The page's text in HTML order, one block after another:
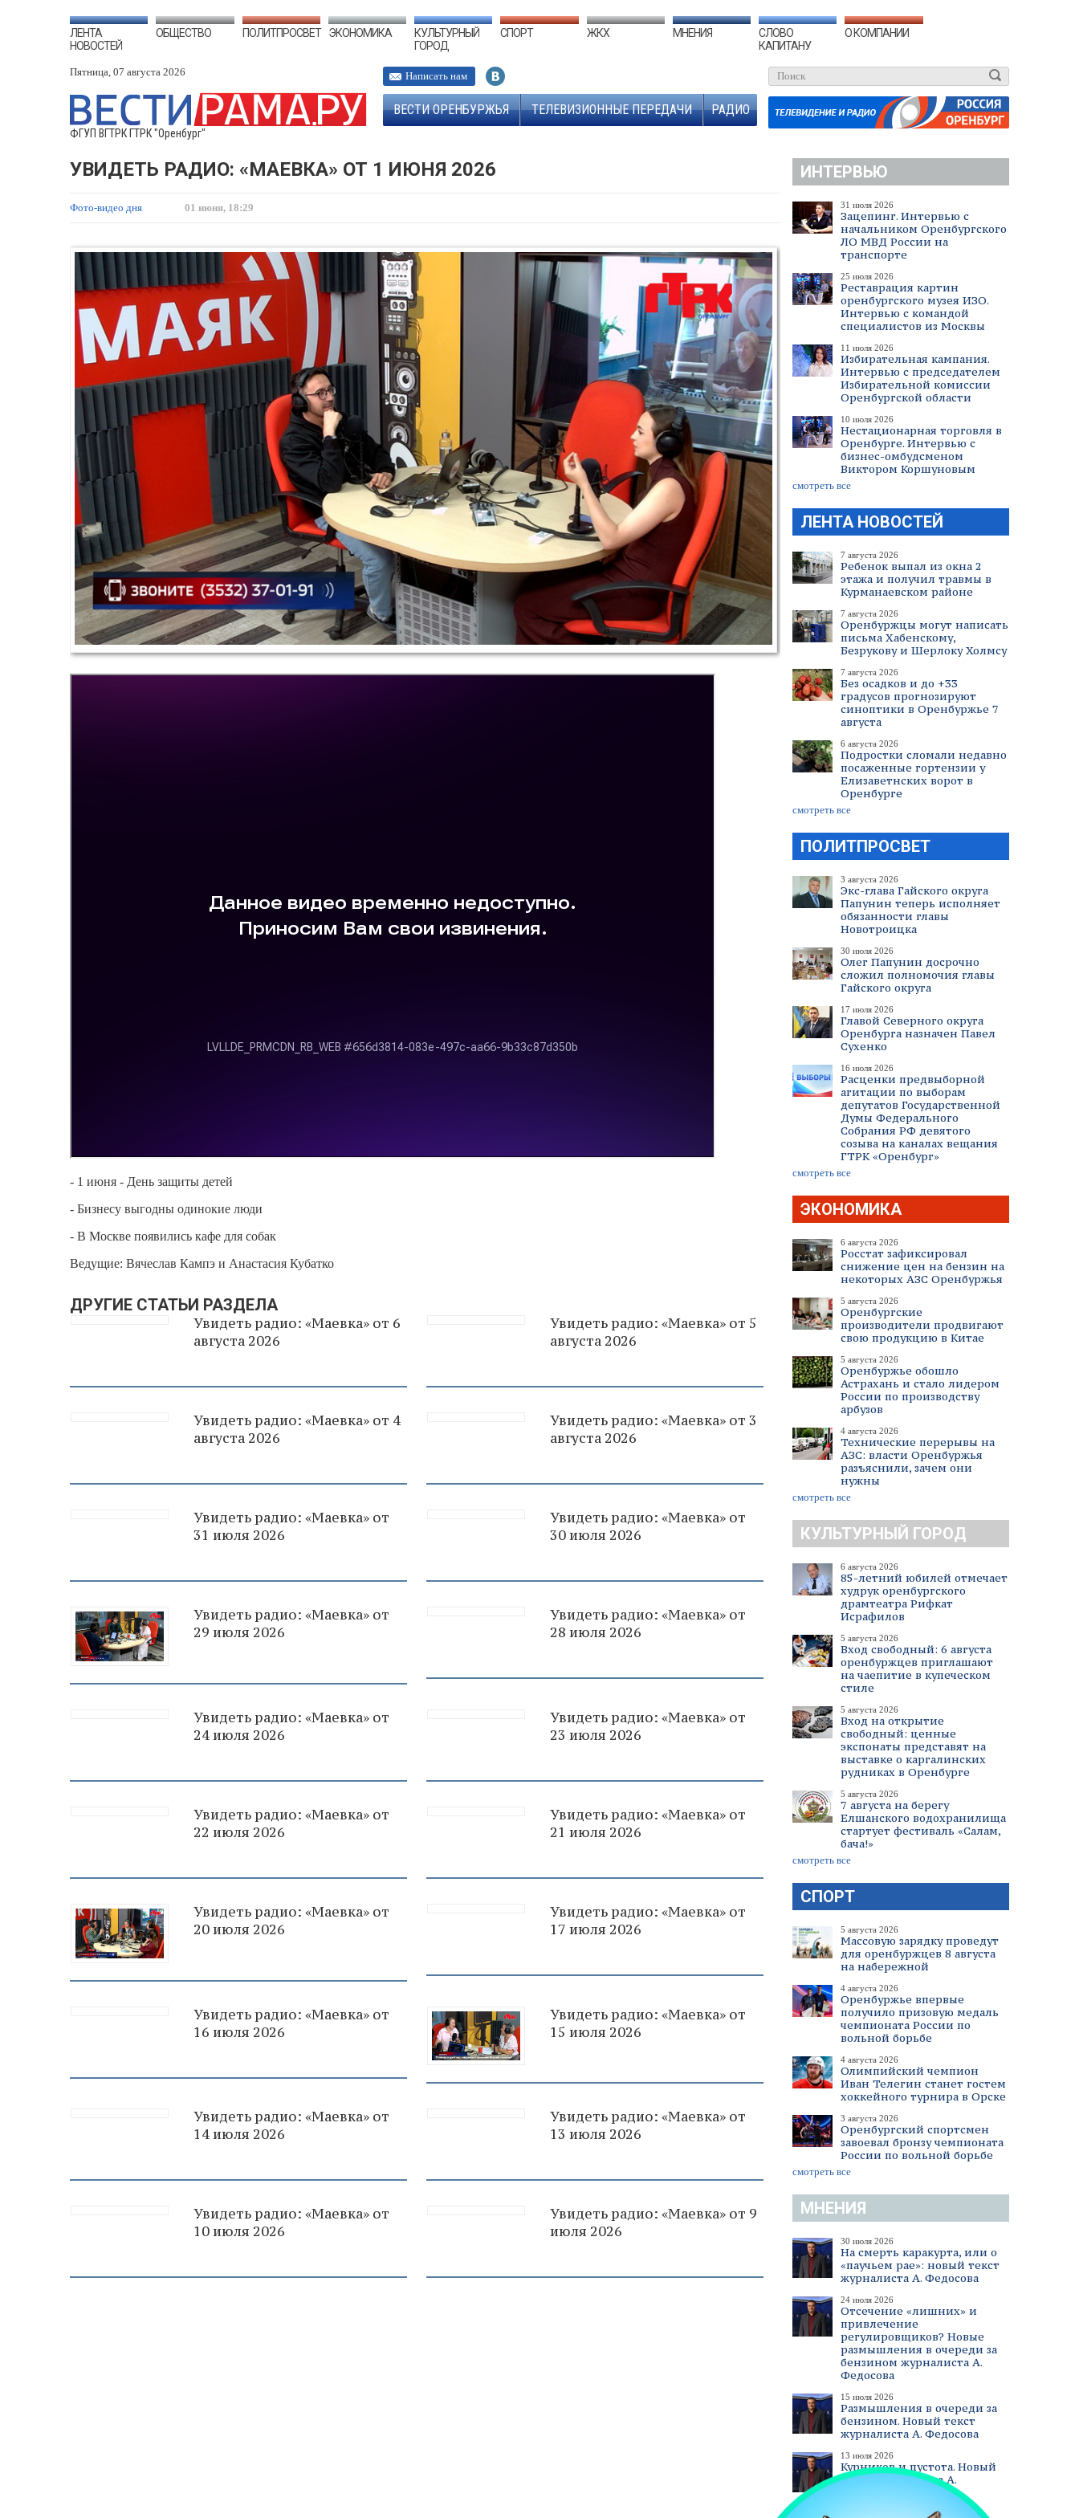
ЛЕНТА
НОВОСТЕЙ
ОБЩЕСТВО ПОЛИТПРОСВЕТ ЭКОНОМИКА
КУЛЬТУРНЫЙ
ГОРОД
СПОРТ ЖКХ МНЕНИЯ
СЛОВО
КАПИТАНУ
О КОМПАНИИ
Пятница, 07 августа 2026
ФГУП ВГТРК ГТРК "Оренбург"
Написать нам
ВЕСТИ ОРЕНБУРЖЬЯ ТЕЛЕВИЗИОННЫЕ ПЕРЕДАЧИ РАДИО
ИНТЕРВЬЮ
31 июля 2026
Зацепинг. Интервью с
начальником Оренбургского
ЛО МВД России на
транспорте
25 июля 2026
Реставрация картин
оренбургского музея ИЗО.
Интервью с командой
специалистов из Москвы
11 июля 2026
Избирательная кампания.
Интервью с председателем
Избирательной комиссии
Оренбургской области
10 июля 2026
Нестационарная торговля в
Оренбурге. Интервью с
бизнес-омбудсменом
Виктором Коршуновым
смотреть все
ЛЕНТА НОВОСТЕЙ
7 августа 2026
Ребенок выпал из окна 2
этажа и получил травмы в
Курманаевском районе
7 августа 2026
Оренбуржцы могут написать
письма Хабенскому,
Безрукову и Шерлоку Холмсу
7 августа 2026
Без осадков и до +33
градусов прогнозируют
синоптики в Оренбуржье 7
августа
6 августа 2026
Подростки сломали недавно
посаженные гортензии у
Елизаветнских ворот в
Оренбурге
смотреть все
ПОЛИТПРОСВЕТ
3 августа 2026
Экс-глава Гайского округа
Папунин теперь исполняет
обязанности главы
Новотроицка
30 июля 2026
Олег Папунин досрочно
сложил полномочия главы
Гайского округа
17 июля 2026
Главой Северного округа
Оренбурга назначен Павел
Сухенко
16 июля 2026
Расценки предвыборной
агитации по выборам
депутатов Государственной
Думы Федерального
Собрания РФ девятого
созыва на каналах вещания
ГТРК «Оренбург»
смотреть все
ЭКОНОМИКА
6 августа 2026
Росстат зафиксировал
снижение цен на бензин на
некоторых АЗС Оренбуржья
5 августа 2026
Оренбургские
производители продвигают
свою продукцию в Китае
5 августа 2026
Оренбуржье обошло
Астрахань и стало лидером
России по производству
арбузов
4 августа 2026
Технические перерывы на
АЗС: власти Оренбуржья
разъяснили, зачем они
нужны
смотреть все
КУЛЬТУРНЫЙ ГОРОД
6 августа 2026
85-летний юбилей отмечает
худрук оренбургского
драмтеатра Рифкат
Исрафилов
5 августа 2026
Вход свободный: 6 августа
оренбуржцев приглашают
на чаепитие в купеческом
стиле
5 августа 2026
Вход на открытие
свободный: ценные
экспонаты представят на
выставке о каргалинских
рудниках в Оренбурге
5 августа 2026
7 августа на берегу
Елшанского водохранилища
стартует фестиваль «Салам,
бача!»
смотреть все
СПОРТ
5 августа 2026
Массовую зарядку проведут
для оренбуржцев 8 августа
на набережной
4 августа 2026
Оренбуржье впервые
получило призовую медаль
чемпионата России по
вольной борьбе
4 августа 2026
Олимпийский чемпион
Иван Телегин станет гостем
хоккейного турнира в Орске
3 августа 2026
Оренбургский спортсмен
завоевал бронзу чемпионата
России по вольной борьбе
смотреть все
МНЕНИЯ
30 июля 2026
На смерть каракурта, или о
«паучьем рае»: новый текст
журналиста А. Федосова
24 июля 2026
Отсечение «лишних» и
привлечение
регулировщиков? Новые
размышления в очереди за
бензином журналиста А.
Федосова
15 июля 2026
Размышления в очереди за
бензином. Новый текст
журналиста А. Федосова
13 июля 2026
Курников и пустота. Новый
текст журналиста А.
смотреть все
УВИДЕТЬ РАДИО: «МАЕВКА» ОТ 1 ИЮНЯ 2026
Фото-видео дня 01 июня, 18:29
- 1 июня - День защиты детей
- Бизнесу выгодны одинокие люди
- В Москве появились кафе для собак
Ведущие: Вячеслав Кампэ и Анастасия Кубатко
ДРУГИЕ СТАТЬИ РАЗДЕЛА
Увидеть радио: «Маевка» от 6
августа 2026
Увидеть радио: «Маевка» от 5
августа 2026
Увидеть радио: «Маевка» от 4
августа 2026
Увидеть радио: «Маевка» от 3
августа 2026
Увидеть радио: «Маевка» от
31 июля 2026
Увидеть радио: «Маевка» от
30 июля 2026
Увидеть радио: «Маевка» от
29 июля 2026
Увидеть радио: «Маевка» от
28 июля 2026
Увидеть радио: «Маевка» от
24 июля 2026
Увидеть радио: «Маевка» от
23 июля 2026
Увидеть радио: «Маевка» от
22 июля 2026
Увидеть радио: «Маевка» от
21 июля 2026
Увидеть радио: «Маевка» от
20 июля 2026
Увидеть радио: «Маевка» от
17 июля 2026
Увидеть радио: «Маевка» от
16 июля 2026
Увидеть радио: «Маевка» от
15 июля 2026
Увидеть радио: «Маевка» от
14 июля 2026
Увидеть радио: «Маевка» от
13 июля 2026
Увидеть радио: «Маевка» от
10 июля 2026
Увидеть радио: «Маевка» от 9
июля 2026